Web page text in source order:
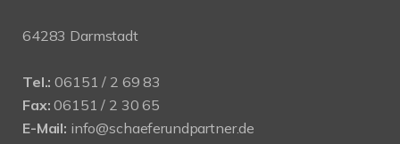
64283 Darmstadt
Tel.: 06151 / 2 69 83
Fax: 06151 / 2 30 65
E-Mail: info@schaeferundpartner.de